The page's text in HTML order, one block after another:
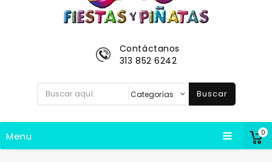
0
Contáctanos
313 852 6242
Buscar
Menu